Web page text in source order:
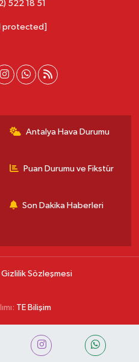
522 18 51
protected]
Antalya Hava Durumu
Puan Durumu ve Fikstür
Son Dakika Haberleri
Gizlilik Sözleşmesi
TE Bilişim